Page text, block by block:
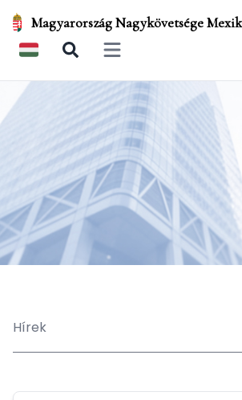
Magyarország Nagykövetsége
Open main menu
Hírek